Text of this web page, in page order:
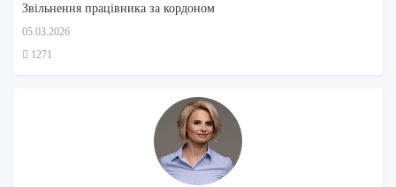
Звільнення працівника за кордоном
05.03.2026
1271